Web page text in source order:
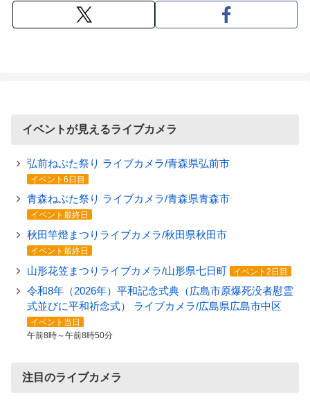
イベントが見えるライブカメラ
弘前ねぷた祭り ライブカメラ/青森県弘前市
イベント6日目
青森ねぶた祭り ライブカメラ/青森県青森市
イベント最終日
秋田竿燈まつりライブカメラ/秋田県秋田市
イベント最終日
山形花笠まつりライブカメラ/山形県七日町 イベント2日目
令和8年（2026年）平和記念式典（広島市原爆死没者慰霊
式並びに平和祈念式） ライブカメラ/広島県広島市中区
イベント当日
午前8時～午前8時50分
注目のライブカメラ